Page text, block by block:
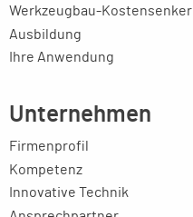
Werkzeugbau-Kostensenker
Ausbildung
Ihre Anwendung
Unternehmen
Firmenprofil
Kompetenz
Innovative Technik